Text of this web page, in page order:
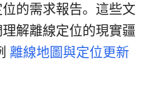
的需求報告。這些文
解離線定位的現實疆
離線地圖與定位更新